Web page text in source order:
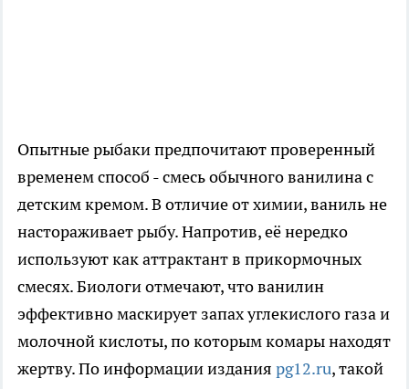
Опытные рыбаки предпочитают проверенный
временем способ - смесь обычного ванилина с
детским кремом. В отличие от химии, ваниль не
настораживает рыбу. Напротив, её нередко
используют как аттрактант в прикормочных
смесях. Биологи отмечают, что ванилин
эффективно маскирует запах углекислого газа и
молочной кислоты, по которым комары находят
жертву. По информации издания pg12.ru, такой